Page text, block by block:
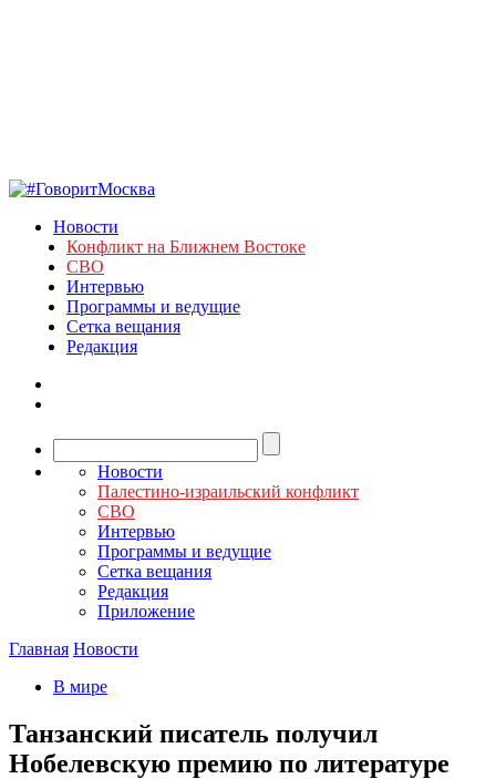
Новости
Конфликт на Ближнем Востоке
СВО
Интервью
Программы и ведущие
Сетка вещания
Редакция
Новости
Палестино-израильский конфликт
СВО
Интервью
Программы и ведущие
Сетка вещания
Редакция
Приложение
Главная Новости
В мире
Танзанский писатель получил
Нобелевскую премию по литературе